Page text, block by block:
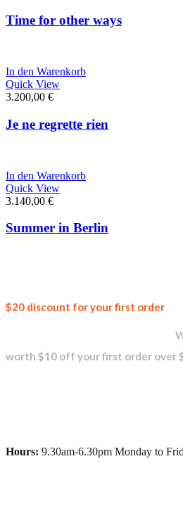
Time for other ways
In den Warenkorb
Quick View
3.200,00 €
Je ne regrette rien
In den Warenkorb
Quick View
3.140,00 €
Summer in Berlin
$20 discount for your first order
worth $10 off your first order over
Hours: 9.30am-6.30pm Monday to